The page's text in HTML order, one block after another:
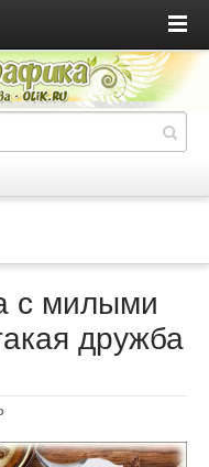
с милыми
дружба